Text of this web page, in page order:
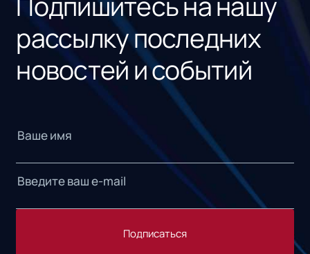
рассылку последних
новостей и событий
Подписаться